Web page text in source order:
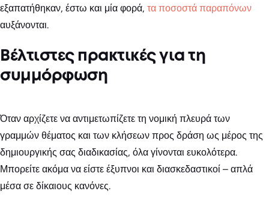
εξαπατήθηκαν, έστω και μία φορά, τα ποσοστά παραπόνων
αυξάνονται.
Βέλτιστες πρακτικές για τη
συμμόρφωση
Όταν αρχίζετε να αντιμετωπίζετε τη νομική πλευρά των
γραμμών θέματος και των κλήσεων προς δράση ως μέρος της
δημιουργικής σας διαδικασίας, όλα γίνονται ευκολότερα.
Μπορείτε ακόμα να είστε έξυπνοι και διασκεδαστικοί – απλά
μέσα σε δίκαιους κανόνες.